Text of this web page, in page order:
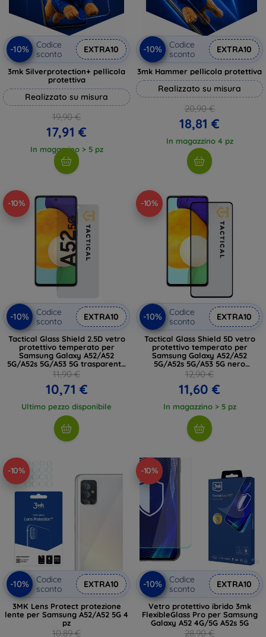
-10%
Codice
sconto
EXTRA10
3mk Silverprotection+ pellicola
protettiva
Realizzato su misura
19,90 €
17,91 €
In magazzino > 5 pz
-10%
Codice
sconto
EXTRA10
3mk Hammer pellicola protettiva
Realizzato su misura
20,90 €
18,81 €
In magazzino 4 pz
-10%
-10%
Codice
sconto
EXTRA10
Tactical Glass Shield 2.5D vetro
protettivo temperato per
Samsung Galaxy A52/A52
5G/A52s 5G/A53 5G trasparente
(57983107749)
11,90 €
10,71 €
Ultimo pezzo disponibile
-10%
-10%
Codice
sconto
EXTRA10
Tactical Glass Shield 5D vetro
protettivo temperato per
Samsung Galaxy A52/A52
5G/A52s 5G/A53 5G nero
(57983102434)
12,90 €
11,60 €
In magazzino > 5 pz
-10%
-10%
Codice
sconto
EXTRA10
3MK Lens Protect protezione
lente per Samsung A52/A52 5G 4
pz
10,89 €
-10%
-10%
Codice
sconto
EXTRA10
Vetro protettivo ibrido 3mk
FlexibleGlass Pro per Samsung
Galaxy A52 4G/5G A52s 5G
28,90 €